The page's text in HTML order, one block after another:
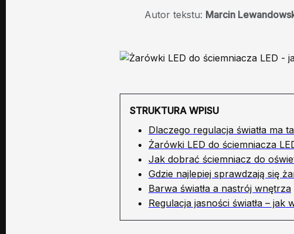
Autor tekstu: Marcin
STRUKTURA WPISU
Dlaczego regulacja światła ma
Żarówki LED do ściemniacza
Jak dobrać ściemniacz do
Gdzie najlepiej sprawdzają się
Barwa światła a nastrój wnętrza
Regulacja jasności światła –